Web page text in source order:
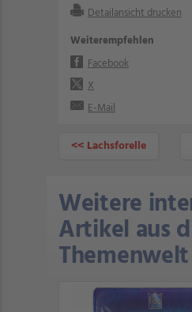
Detailansicht drucken
Weiterempfehlen
Facebook
X
E-Mail
<< Lachsforelle
Weitere
Artikel aus
Themenwelt